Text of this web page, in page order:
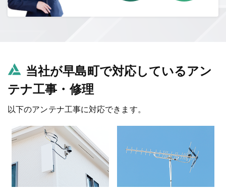
当社が早島町で対応しているアン
テナ工事・修理
以下のアンテナ工事に対応できます。